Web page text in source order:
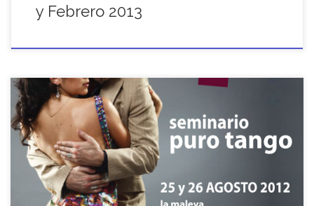
y Febrero 2013
PABLO INZA + MARIANA DRAGONE seminario puro tango 25 y 26
AGOSTO 2012 – Buenos Aires PURO TANGO El seminario se
propone trabajar con claridad y profundidad elementos claves
para […]